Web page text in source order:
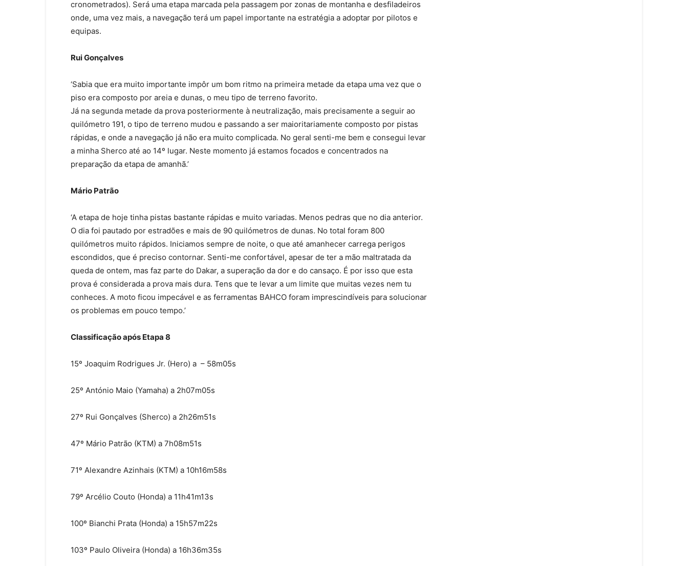
cronometrados). Será uma etapa marcada pela passagem por zonas de montanha e desfiladeiros
onde, uma vez mais, a navegação terá um papel importante na estratégia a adoptar por pilotos e
equipas.
Rui Gonçalves
‘Sabia que era muito importante impôr um bom ritmo na primeira metade da etapa uma vez que o
piso era composto por areia e dunas, o meu tipo de terreno favorito.
Já na segunda metade da prova posteriormente à neutralização, mais precisamente a seguir ao
quilómetro 191, o tipo de terreno mudou e passando a ser maioritariamente composto por pistas
rápidas, e onde a navegação já não era muito complicada. No geral senti-me bem e consegui levar
a minha Sherco até ao 14º lugar. Neste momento já estamos focados e concentrados na
preparação da etapa de amanhã.’
Mário Patrão
‘A etapa de hoje tinha pistas bastante rápidas e muito variadas. Menos pedras que no dia anterior.
O dia foi pautado por estradões e mais de 90 quilómetros de dunas. No total foram 800
quilómetros muito rápidos. Iniciamos sempre de noite, o que até amanhecer carrega perigos
escondidos, que é preciso contornar. Senti-me confortável, apesar de ter a mão maltratada da
queda de ontem, mas faz parte do Dakar, a superação da dor e do cansaço. É por isso que esta
prova é considerada a prova mais dura. Tens que te levar a um limite que muitas vezes nem tu
conheces. A moto ficou impecável e as ferramentas BAHCO foram imprescindíveis para solucionar
os problemas em pouco tempo.’
Classificação após Etapa 8
15º Joaquim Rodrigues Jr. (Hero) a – 58m05s
25º António Maio (Yamaha) a 2h07m05s
27º Rui Gonçalves (Sherco) a 2h26m51s
47º Mário Patrão (KTM) a 7h08m51s
71º Alexandre Azinhais (KTM) a 10h16m58s
79º Arcélio Couto (Honda) a 11h41m13s
100º Bianchi Prata (Honda) a 15h57m22s
103º Paulo Oliveira (Honda) a 16h36m35s